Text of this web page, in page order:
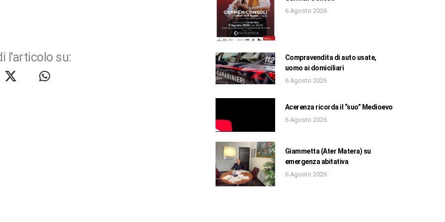
l'articolo su:
6 Agosto 2026
Compravendita di auto usate,
uomo ai domiciliari
6 Agosto 2026
Acerenza ricorda il “suo” Medioevo
6 Agosto 2026
Giammetta (Ater Matera) su
emergenza abitativa
6 Agosto 2026